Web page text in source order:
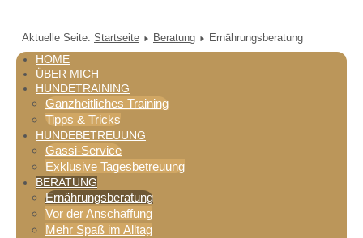
Aktuelle Seite: Startseite Beratung Ernährungsberatung
HOME
ÜBER MICH
HUNDETRAINING
Ganzheitliches Training
Tipps & Tricks
HUNDEBETREUUNG
Gassi-Service
Exklusive Tagesbetreuung
BERATUNG
Ernährungsberatung
Vor der Anschaffung
Mehr Spaß im Alltag